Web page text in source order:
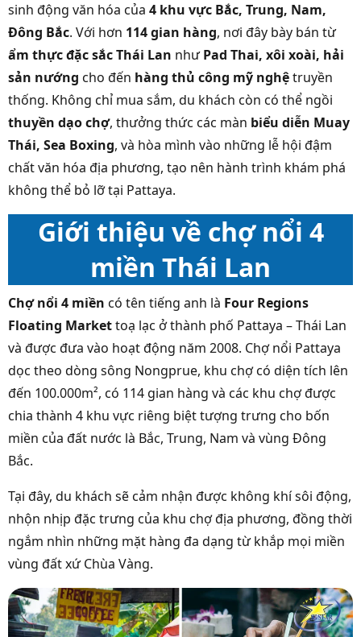
sinh động văn hóa của 4 khu vực Bắc, Trung, Nam,
Đông Bắc. Với hơn 114 gian hàng, nơi đây bày bán từ
ẩm thực đặc sắc Thái Lan nhưPad Thai, xôi xoài, hải
sản nướng cho đến hàng thủ công mỹ nghệtruyền
thống. Không chỉ mua sắm, du khách còn có thể ngồi
thuyền dạo chợ, thưởng thức các màn biểu diễn Muay
Thái, Sea Boxing, và hòa mình vào những lễ hội đậm
chất văn hóa địa phương, tạo nên hành trình khám phá
không thể bỏ lỡ tại Pattaya.
Giới thiệu về chợ nổi 4
miền Thái Lan
Chợ nổi 4 miền có tên tiếng anh là Four Regions
Floating Markettoạ lạc ở thành phố Pattaya – Thái Lan
và được đưa vào hoạt động năm 2008. Chợ nổi Pattaya
dọc theo dòng sông Nongprue, khu chợ có diện tích lên
đến 100.000m², có 114 gian hàng và các khu chợ được
chia thành 4 khu vực riêng biệt tượng trưng cho bốn
miền của đất nước là Bắc, Trung, Nam và vùng Đông
Bắc.
Tại đây, du khách sẽ cảm nhận được không khí sôi động,
nhộn nhịp đặc trưng của khu chợ địa phương, đồng thời
ngắm nhìn những mặt hàng đa dạng từ khắp mọi miền
vùng đất xứ Chùa Vàng.